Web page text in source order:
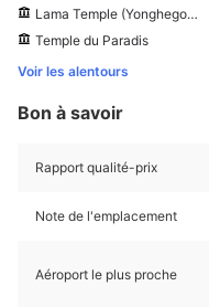
Lama Temple (Yonghegong)
Temple du Paradis
Voir les alentours
Bon à savoir
Rapport qualité-prix
Note de l'emplacement
Aéroport le plus proche